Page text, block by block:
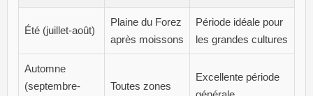
Été (juillet-août)
Plaine du Forez
après moissons
Période idéale pour
les grandes cultures
Automne
(septembre-
Toutes zones
Excellente période